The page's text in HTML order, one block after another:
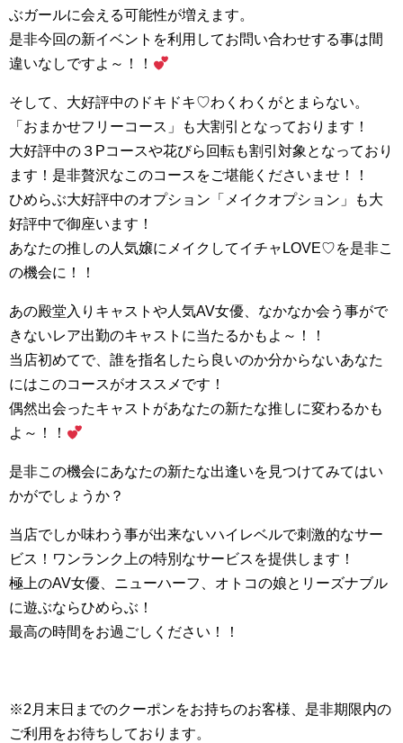
ぶガールに会える可能性が増えます。
是非今回の新イベントを利用してお問い合わせする事は間
違いなしですよ～！！
そして、大好評中のドキドキ♡わくわくがとまらない。
「おまかせフリーコース」も大割引となっております！
大好評中の３Pコースや花びら回転も割引対象となっており
ます！是非贅沢なこのコースをご堪能くださいませ！！
ひめらぶ大好評中のオプション「メイクオプション」も大
好評中で御座います！
あなたの推しの人気嬢にメイクしてイチャLOVE♡を是非こ
の機会に！！
あの殿堂入りキャストや人気AV女優、なかなか会う事がで
きないレア出勤のキャストに当たるかもよ～！！
当店初めてで、誰を指名したら良いのか分からないあなた
にはこのコースがオススメです！
偶然出会ったキャストがあなたの新たな推しに変わるかも
よ～！！
是非この機会にあなたの新たな出逢いを見つけてみてはい
かがでしょうか？
当店でしか味わう事が出来ないハイレベルで刺激的なサー
ビス！ワンランク上の特別なサービスを提供します！
極上のAV女優、ニューハーフ、オトコの娘とリーズナブル
に遊ぶならひめらぶ！
最高の時間をお過ごしください！！
※2月末日までのクーポンをお持ちのお客様、是非期限内の
ご利用をお待ちしております。